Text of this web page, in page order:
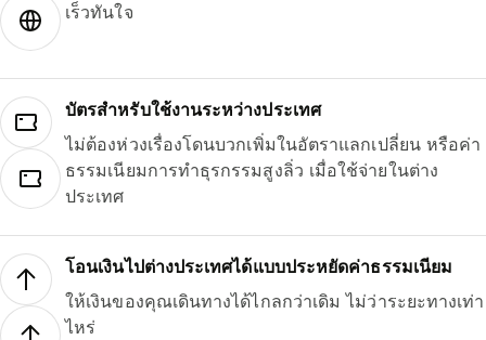
เร็วทันใจ
บัตรสำหรับใช้งานระหว่างประเทศ
ไม่ต้องห่วงเรื่องโดนบวกเพิ่มในอัตราแลกเปลี่ยน หรือค่า
ธรรมเนียมการทำธุรกรรมสูงลิ่ว เมื่อใช้จ่ายในต่าง
ประเทศ
โอนเงินไปต่างประเทศได้แบบประหยัดค่าธรรมเนียม
ให้เงินของคุณเดินทางได้ไกลกว่าเดิม ไม่ว่าระยะทางเท่า
ไหร่